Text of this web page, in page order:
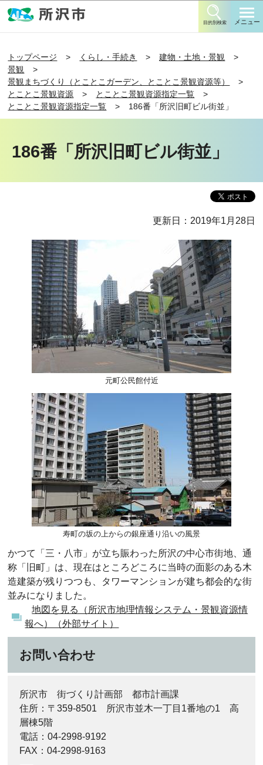
目的別検索 メニュー
トップページ くらし・手続き
建物・土地・景観
景観
景観まちづくり（とことこガーデン、とことこ景観資源等）
とことこ景観資源
とことこ景観資源指定一覧
とことこ景観資源指定一覧
186番「所沢旧町ビル街並」
186番「所沢旧町ビル街並」
更新日：2019年1月28日
元町公民館付近
寿町の坂の上からの銀座通り沿いの風景
かつて「三・八市」が立ち賑わった所沢の中心市街地、通
称「旧町」は、現在はところどころに当時の面影のある木
造建築が残りつつも、タワーマンションが建ち都会的な街
並みになりました。
地図を見る（所沢市地理情報システム・景観資源情
報へ）（外部サイト）
お問い合わせ
所沢市 街づくり計画部 都市計画課
住所：〒359-8501 所沢市並木一丁目1番地の1 高
層棟5階
電話：04-2998-9192
FAX：04-2998-9163